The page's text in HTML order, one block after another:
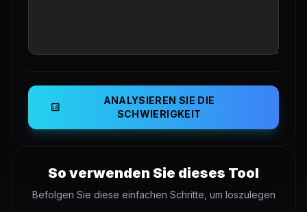
analytics
ANALYSIEREN SIE DIE
SCHWIERIGKEIT
So verwenden Sie dieses Tool
Befolgen Sie diese einfachen Schritte, um loszulegen